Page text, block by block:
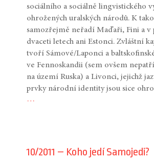
sociálního a sociálně lingvistického
ohrožených uralských národů. K
samozřejmě neřadí Maďaři, Fini a v
dvaceti letech ani Estonci. Zvláštní
tvoří Sámové/Laponci a
ve Fennoskandii (sem ovšem
na území Ruska) a Livonci, jejichž
prvky národní identity jsou sice
…
10/2011 – Koho jedí Samojedi?